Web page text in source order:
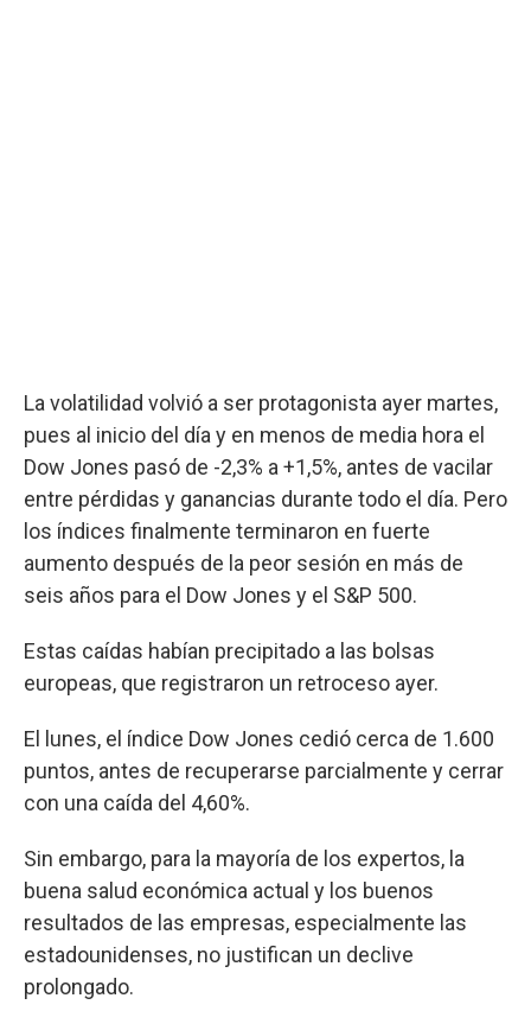
La volatilidad volvió a ser protagonista ayer martes,
pues al inicio del día y en menos de media hora el
Dow Jones pasó de -2,3% a +1,5%, antes de vacilar
entre pérdidas y ganancias durante todo el día. Pero
los índices finalmente terminaron en fuerte
aumento después de la peor sesión en más de
seis años para el Dow Jones y el S&P 500.
Estas caídas habían precipitado a las bolsas
europeas, que registraron un retroceso ayer.
El lunes, el índice Dow Jones cedió cerca de 1.600
puntos, antes de recuperarse parcialmente y cerrar
con una caída del 4,60%.
Sin embargo, para la mayoría de los expertos, la
buena salud económica actual y los buenos
resultados de las empresas, especialmente las
estadounidenses, no justifican un declive
prolongado.